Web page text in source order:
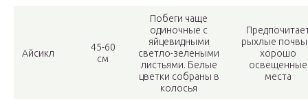
Айсикл
45-60
см
Побеги чаще
одиночные с
яйцевидными
светло-зелеными
листьями. Белые
цветки собраны в
колосья
рыхлые
хорошо
освещенные
места